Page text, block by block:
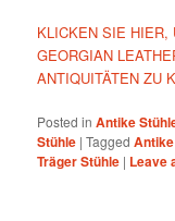
KLICKEN SIE HIER,
GEORGIAN
ANTIQUITÄTEN ZU
Posted in Antike
Stühle |Tagged
Träger Stühle | Leave